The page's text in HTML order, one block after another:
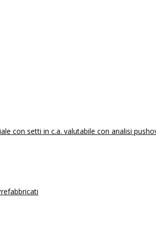
con setti in c.a. valutabile con analisi